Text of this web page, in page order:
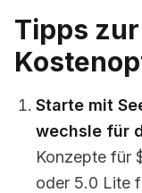
Tipps zur
Starte mit
wechsle für
Konzepte für
oder 5.0 Lite